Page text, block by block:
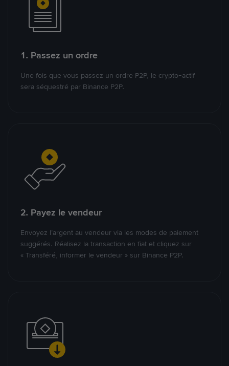
1. Passez un ordre
Une fois que vous passez un ordre P2P, le crypto-actif
sera séquestré par Binance P2P.
2. Payez le vendeur
Envoyez l’argent au vendeur via les modes de paiement
suggérés. Réalisez la transaction en fiat et cliquez sur
« Transféré, informer le vendeur » sur Binance P2P.